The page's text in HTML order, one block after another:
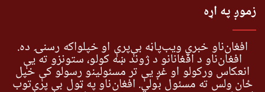
زموږ په اړه
افغان‌ناو خبري ویب‌پاڼه بې‌پرې او خپلواکه رسنۍ ده.
افغان‌ناو د افغانانو د ژوند ښه کولو، ستونزو ته یې
انعکاس ورکولو او غږ یې تر مسئولینو رسولو کې خپل
ځان ولس ته مسئول بولي. افغان‌ناو په ټول بې پرې‌توب